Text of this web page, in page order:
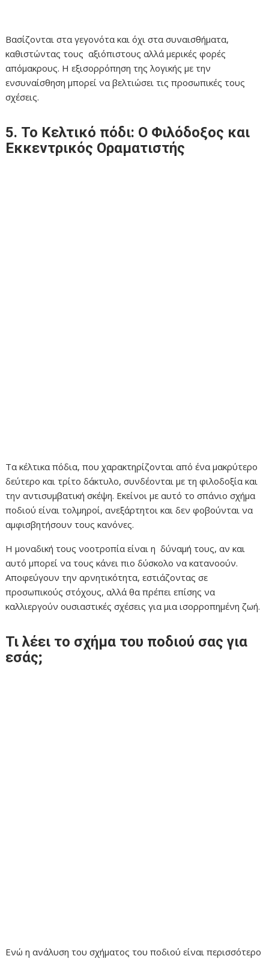
Βασίζονται στα γεγονότα και όχι στα συναισθήματα,
καθιστώντας τους αξιόπιστους αλλά μερικές φορές
απόμακρους. Η εξισορρόπηση της λογικής με την
ενσυναίσθηση μπορεί να βελτιώσει τις προσωπικές τους
σχέσεις.
5. Το Κελτικό πόδι: Ο Φιλόδοξος και
Εκκεντρικός Οραματιστής
Τα κέλτικα πόδια, που χαρακτηρίζονται από ένα μακρύτερο
δεύτερο και τρίτο δάκτυλο, συνδέονται με τη φιλοδοξία και
την αντισυμβατική σκέψη. Εκείνοι με αυτό το σπάνιο σχήμα
ποδιού είναι τολμηροί, ανεξάρτητοι και δεν φοβούνται να
αμφισβητήσουν τους κανόνες.
Η μοναδική τους νοοτροπία είναι η δύναμή τους, αν και
αυτό μπορεί να τους κάνει πιο δύσκολο να κατανοούν.
Αποφεύγουν την αρνητικότητα, εστιάζοντας σε
προσωπικούς στόχους, αλλά θα πρέπει επίσης να
καλλιεργούν ουσιαστικές σχέσεις για μια ισορροπημένη ζωή.
Τι λέει το σχήμα του ποδιού σας για
εσάς;
Ενώ η ανάλυση του σχήματος του ποδιού είναι περισσότερο